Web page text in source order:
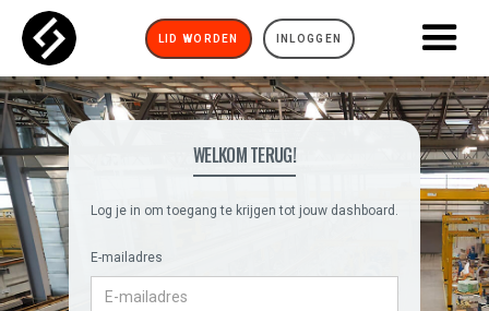
LID WORDEN INLOGGEN
WELKOM TERUG!
Log je in om toegang te krijgen tot jouw dashboard.
E-mailadres